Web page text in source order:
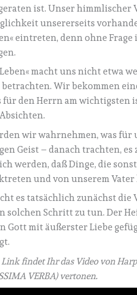
ist. Unser himmlischer
unsererseits
eintreten, denn ohne
macht uns nicht etwa
betrachten. Wir bekommen
für den Herrn am
wir wahrnehmen, was
Geist – danach trachten,
werden, daß Dinge, die
und von unserem
es tatsächlich zunächst
solchen Schritt zu tun. Der
Gott mit äußerster Liebe
findet Ihr das Video von
VERBA) vertonen.